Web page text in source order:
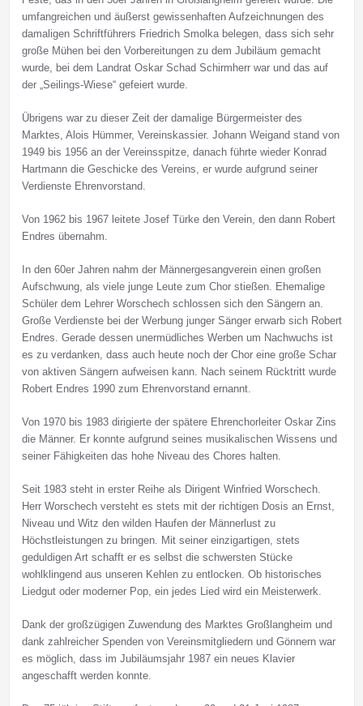
umfangreichen und äußerst gewissenhaften Aufzeichnungen des
damaligen Schriftführers Friedrich Smolka belegen, dass sich sehr
große Mühen bei den Vorbereitungen zu dem Jubiläum gemacht
wurde, bei dem Landrat Oskar Schad Schirmherr war und das auf
der „Seilings-Wiese“ gefeiert wurde.
Übrigens war zu dieser Zeit der damalige Bürgermeister des
Marktes, Alois Hümmer, Vereinskassier. Johann Weigand stand von
1949 bis 1956 an der Vereinsspitze, danach führte wieder Konrad
Hartmann die Geschicke des Vereins, er wurde aufgrund seiner
Verdienste Ehrenvorstand.
Von 1962 bis 1967 leitete Josef Türke den Verein, den dann Robert
Endres übernahm.
In den 60er Jahren nahm der Männergesangverein einen großen
Aufschwung, als viele junge Leute zum Chor stießen. Ehemalige
Schüler dem Lehrer Worschech schlossen sich den Sängern an.
Große Verdienste bei der Werbung junger Sänger erwarb sich Robert
Endres. Gerade dessen unermüdliches Werben um Nachwuchs ist
es zu verdanken, dass auch heute noch der Chor eine große Schar
von aktiven Sängern aufweisen kann. Nach seinem Rücktritt wurde
Robert Endres 1990 zum Ehrenvorstand ernannt.
Von 1970 bis 1983 dirigierte der spätere Ehrenchorleiter Oskar Zins
die Männer. Er konnte aufgrund seines musikalischen Wissens und
seiner Fähigkeiten das hohe Niveau des Chores halten.
Seit 1983 steht in erster Reihe als Dirigent Winfried Worschech.
Herr Worschech versteht es stets mit der richtigen Dosis an Ernst,
Niveau und Witz den wilden Haufen der Männerlust zu
Höchstleistungen zu bringen. Mit seiner einzigartigen, stets
geduldigen Art schafft er es selbst die schwersten Stücke
wohlklingend aus unseren Kehlen zu entlocken. Ob historisches
Liedgut oder moderner Pop, ein jedes Lied wird ein Meisterwerk.
Dank der großzügigen Zuwendung des Marktes Großlangheim und
dank zahlreicher Spenden von Vereinsmitgliedern und Gönnern war
es möglich, dass im Jubiläumsjahr 1987 ein neues Klavier
angeschafft werden konnte.